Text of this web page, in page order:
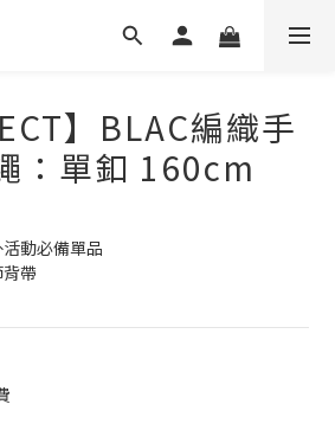
】BLAC編織手
：單釦 160cm
動必備單品
帶